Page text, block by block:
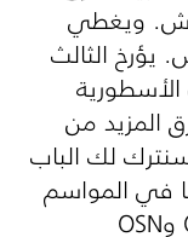
ويغطي
يؤرخ الثالث
المزيد من
لك الباب
في المواسم
وOSN